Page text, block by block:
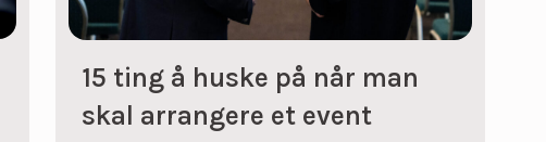
15 ting å huske på når man
skal arrangere et event